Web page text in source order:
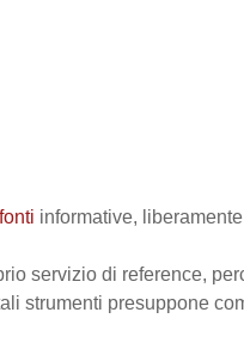
fonti informative,
servizio di reference,
strumenti presuppone